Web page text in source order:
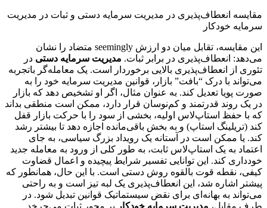
مقایسه انعطاف‌پذیری در مدیریت سرمایه دستی و ثبات در مدیریت
سرمایه خودکار
این مقایسه، تقابل میان دو ارزش seemingly متضاد را نشان
می‌دهد: انعطاف‌پذیری در برابر ثبات. مدیریت سرمایه دستی در
تئوری از انعطاف‌پذیری بالایی برخوردار است. یک معامله‌گر باتجربه
می‌تواند با درک “بافت” بازار، قوانین مدیریت سرمایه خود را به
صورت پویا تعدیل کند. به عنوان مثال، اگر او تشخیص دهد که بازار
در یک روند قدرتمند و کم‌نوسان قرار دارد، ممکن است منطقی بداند
که با حفظ استاپ‌لاس اولیه، بخشی از سود را با حرکت بازار قفل
کند (تریلینگ استاپ) و به بخش باقی‌مانده اجازه دهد تا بیشتر رشد
کند. یا ممکن است در آستانه یک رویداد بزرگ سیاسی، به جای
اعتماد به یک استاپ‌لاس ثابت، به طور کلی از ورود به معامله جدید
خودداری کند. این توانایی تفسیر شرایط پیچیده و اعمال قضاوت
کیفی، نقطه قوت بالقوه روش دستی است. با این حال، همانطور که
پیشتر اشاره شد، این انعطاف‌پذیری یک لبه تیز است و به راحتی
می‌تواند به بهانه‌ای برای نقض سیستماتیک قوانین تبدیل شود. در